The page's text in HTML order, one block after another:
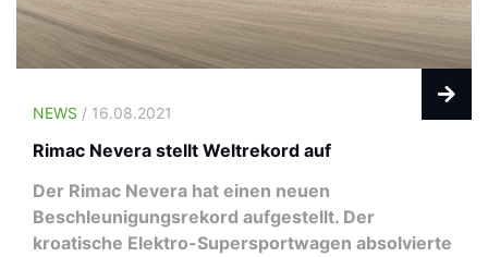
NEWS / 16.08.2021
Rimac Nevera stellt Weltrekord auf
Der Rimac Nevera hat einen neuen
Beschleunigungsrekord aufgestellt. Der
kroatische Elektro-Supersportwagen absolvierte